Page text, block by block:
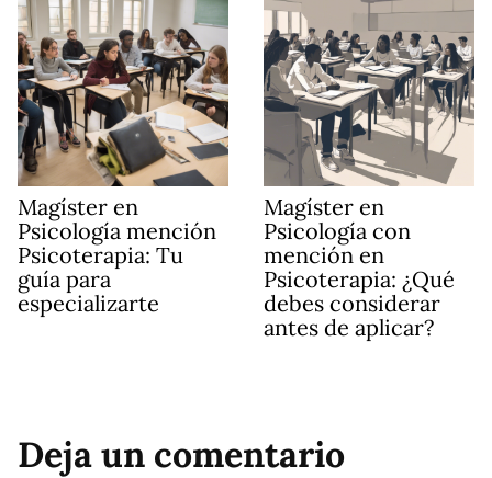
Magíster en
Psicología mención
Psicoterapia: Tu
guía para
especializarte
Magíster en
Psicología con
mención en
Psicoterapia: ¿Qué
debes considerar
antes de aplicar?
Deja un comentario